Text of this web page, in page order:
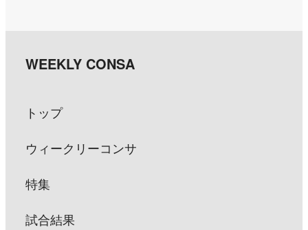
トップ
ウィークリーコンサ
特集
試合結果